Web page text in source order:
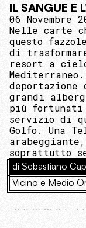
IL SANGUE E
06 Novembre
Nelle carte
questo
di
resort a
grandi
più fortunati
servizio di
Golfo. Una
soprattutto
di Sebastiano
Vicino e Medio